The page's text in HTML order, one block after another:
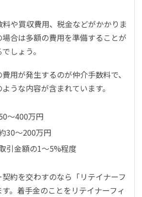
料や買収費用、税金などがかかりま
合は多額の費用を準備することが
しょう。
用が発生するのが仲介手数料で、
うな内容が含まれています。
〜400万円
30〜200万円
引金額の1～5%程度
約を交わすのなら「リテイナーフ
。着手金のことをリテイナーフィ